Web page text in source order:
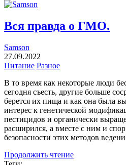
Вся правда о ГМО.
Samson
27.09.2022
Питание Разное
В то время как некоторые люди
сегодня съесть, другие больше
берется их пища и как она была
интерес к генетической
пестицидов и органически
расширился, а вместе с ним и
безопасности этих методов
Продолжить чтение